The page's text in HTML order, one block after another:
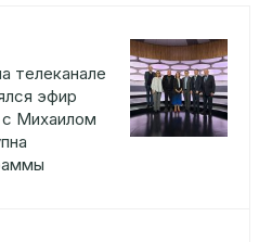
телеканале
эфир
Михаилом